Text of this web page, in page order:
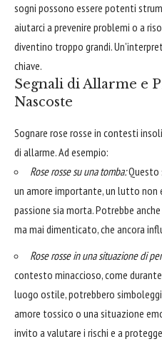
sogni possono essere potenti
aiutarci a prevenire problemi o a
diventino troppo grandi.
chiave.
Segnali di Allarme e
Nascoste
Sognare rose rosse in contesti
di allarme. Ad esempio:
Rose rosse su una tomba:Questo
un amore importante, un lutto non
passione sia morta. Potrebbe
ma mai dimenticato, che ancora
Rose rosse in una situazione di
contesto minaccioso, come
luogo ostile, potrebbero
amore tossico o una situazione
invito a valutare i rischi e a